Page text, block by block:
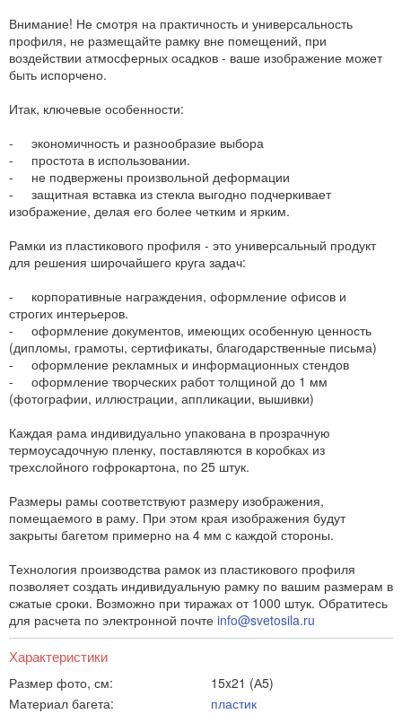
Внимание! Не смотря на практичность и универсальность
профиля, не размещайте рамку вне помещений, при
воздействии атмосферных осадков - ваше изображение может
быть испорчено.
Итак, ключевые особенности:
- экономичность и разнообразие выбора
- простота в использовании.
- не подвержены произвольной деформации
- защитная вставка из стекла выгодно подчеркивает
изображение, делая его более четким и ярким.
Рамки из пластикового профиля - это универсальный продукт
для решения широчайшего круга задач:
- корпоративные награждения, оформление офисов и
строгих интерьеров.
- оформление документов, имеющих особенную ценность
(дипломы, грамоты, сертификаты, благодарственные письма)
- оформление рекламных и информационных стендов
- оформление творческих работ толщиной до 1 мм
(фотографии, иллюстрации, аппликации, вышивки)
Каждая рама индивидуально упакована в прозрачную
термоусадочную пленку, поставляются в коробках из
трехслойного гофрокартона, по 25 штук.
Размеры рамы соответствуют размеру изображения,
помещаемого в раму. При этом края изображения будут
закрыты багетом примерно на 4 мм с каждой стороны.
Технология производства рамок из пластикового профиля
позволяет создать индивидуальную рамку по вашим размерам в
сжатые сроки. Возможно при тиражах от 1000 штук. Обратитесь
для расчета по электронной почте info@svetosila.ru
Характеристики
Размер фото, см:
15x21 (А5)
Материал багета:
пластик